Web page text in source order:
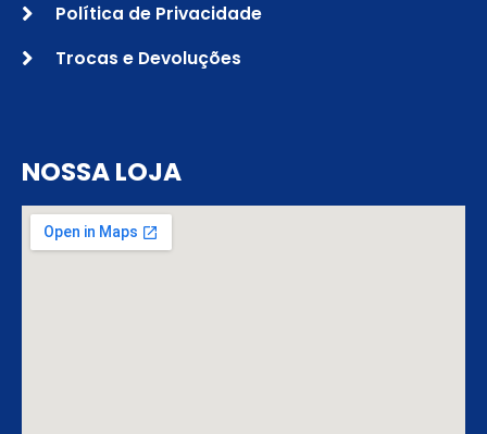
Política de Privacidade
Trocas e Devoluções
NOSSA LOJA